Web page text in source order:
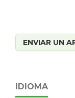
ENVIAR UN
IDIOMA